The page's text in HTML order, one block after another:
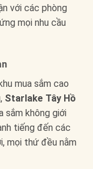
với các phòng
mọi nhu cầu
mua sắm cao
Starlake Tây Hồ
sắm không giới
tiếng đến các
mọi thứ đều nằm